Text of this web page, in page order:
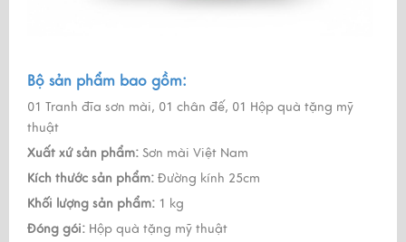
Bộ sản phẩm bao gồm:
01 Tranh đĩa sơn mài, 01 chân đế, 01 Hộp quà tặng mỹ
thuật
Xuất xứ sản phẩm: Sơn mài Việt Nam
Kích thước sản phẩm: Đường kính 25cm
Khối lượng sản phẩm: 1 kg
Đóng gói: Hộp quà tặng mỹ thuật